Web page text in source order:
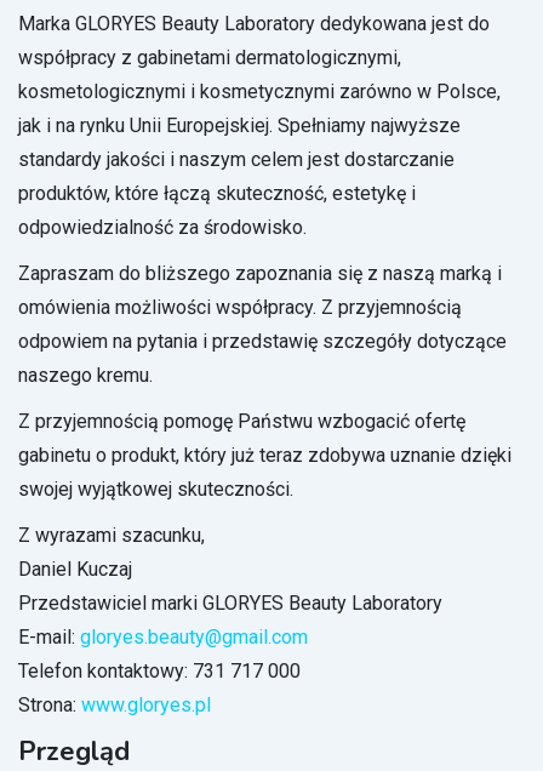
Marka GLORYES Beauty Laboratory dedykowana jest do
współpracy z gabinetami dermatologicznymi,
kosmetologicznymi i kosmetycznymi zarówno w Polsce,
jak i na rynku Unii Europejskiej. Spełniamy najwyższe
standardy jakości i naszym celem jest dostarczanie
produktów, które łączą skuteczność, estetykę i
odpowiedzialność za środowisko.
Zapraszam do bliższego zapoznania się z naszą marką i
omówienia możliwości współpracy. Z przyjemnością
odpowiem na pytania i przedstawię szczegóły dotyczące
naszego kremu.
Z przyjemnością pomogę Państwu wzbogacić ofertę
gabinetu o produkt, który już teraz zdobywa uznanie dzięki
swojej wyjątkowej skuteczności.
Z wyrazami szacunku,
Daniel Kuczaj
Przedstawiciel marki GLORYES Beauty Laboratory
E-mail: gloryes.beauty@gmail.com
Telefon kontaktowy: 731 717 000
Strona: www.gloryes.pl
Przegląd